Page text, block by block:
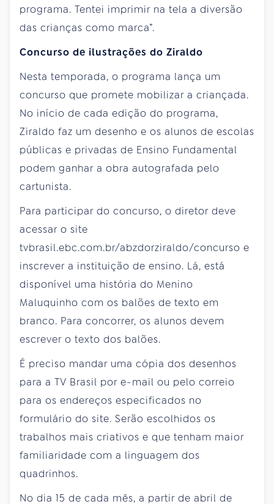
programa. Tentei imprimir na tela a diversão
das crianças como marca”.
Concurso de ilustrações do Ziraldo
Nesta temporada, o programa lança um
concurso que promete mobilizar a criançada.
No início de cada edição do programa,
Ziraldo faz um desenho e os alunos de escolas
públicas e privadas de Ensino Fundamental
podem ganhar a obra autografada pelo
cartunista.
Para participar do concurso, o diretor deve
acessar o site
tvbrasil.ebc.com.br/abzdorziraldo/concurso e
inscrever a instituição de ensino. Lá, está
disponível uma história do Menino
Maluquinho com os balões de texto em
branco. Para concorrer, os alunos devem
escrever o texto dos balões.
É preciso mandar uma cópia dos desenhos
para a TV Brasil por e-mail ou pelo correio
para os endereços especificados no
formulário do site. Serão escolhidos os
trabalhos mais criativos e que tenham maior
familiaridade com a linguagem dos
quadrinhos.
No dia 15 de cada mês, a partir de abril de